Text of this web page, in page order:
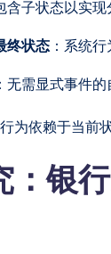
含子状态以实
终状态 ：系统
：无需显式事件
为依赖于当前
：银